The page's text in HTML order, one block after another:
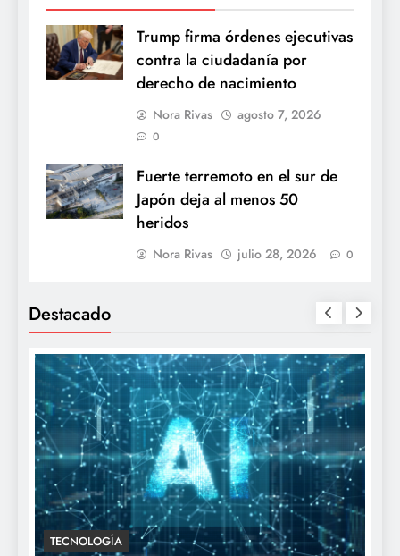
Trump firma órdenes ejecutivas
contra la ciudadanía por
derecho de nacimiento
Nora Rivas agosto 7, 2026
0
Fuerte terremoto en el sur de
Japón deja al menos 50
heridos
Nora Rivas julio 28, 2026 0
Destacado
TECNOLOGÍA